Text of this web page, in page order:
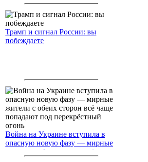
Трамп и сигнал России: вы
побеждаете
Война на Украине вступила в
опасную новую фазу — мирные
жители с обеих сторон всё чаще